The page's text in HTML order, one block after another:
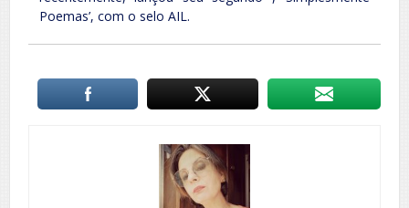
Poemas’, com o selo AIL.